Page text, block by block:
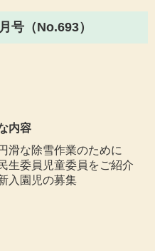
号（No.693）
内容
滑な除雪作業のために
生委員児童委員をご紹介
入園児の募集